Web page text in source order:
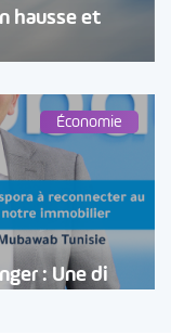
hausse et
Économie
: Une di